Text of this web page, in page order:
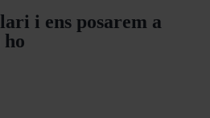
i ens posarem a